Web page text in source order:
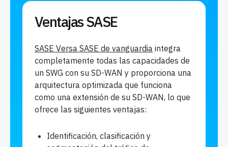
Ventajas SASE
SASE Versa SASE de vanguardia integra
completamente todas las capacidades de
un SWG con su SD-WAN y proporciona una
arquitectura optimizada que funciona
como una extensión de su SD-WAN, lo que
ofrece las siguientes ventajas:
Identificación, clasificación y